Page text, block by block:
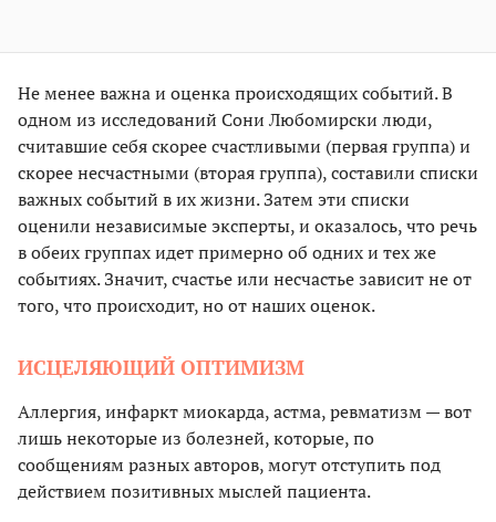
Не менее важна и оценка происходящих событий. В
одном из исследований Сони Любомирски люди,
считавшие себя скорее счастливыми (первая группа) и
скорее несчастными (вторая группа), составили списки
важных событий в их жизни. Затем эти списки
оценили независимые эксперты, и оказалось, что речь
в обеих группах идет примерно об одних и тех же
событиях. Значит, счастье или несчастье зависит не от
того, что происходит, но от наших оценок.
ИСЦЕЛЯЮЩИЙ ОПТИМИЗМ
Аллергия, инфаркт миокарда, астма, ревматизм — вот
лишь некоторые из болезней, которые, по
сообщениям разных авторов, могут отступить под
действием позитивных мыслей пациента.